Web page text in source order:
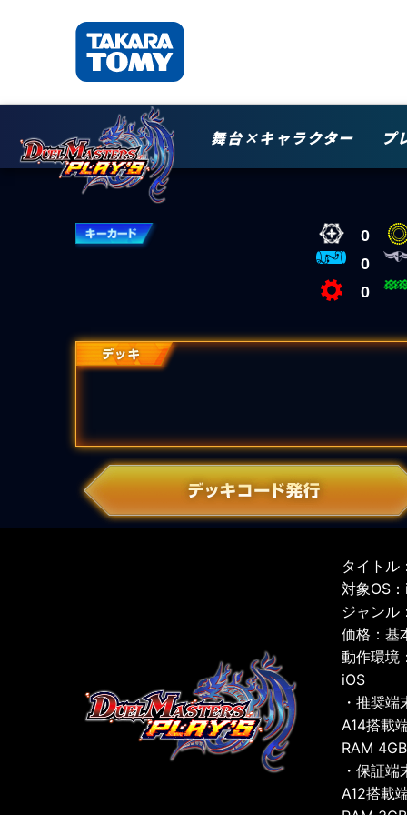
舞台×キャラクター プ
0
0
0
タイトル
対象OS
ジャンル
価格：基
動作環境
iOS
・推奨端
A14搭載
RAM
・保証端
A12搭載